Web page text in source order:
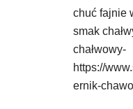
chuć fajnie
smak
chałwowy-
https://
ernik-